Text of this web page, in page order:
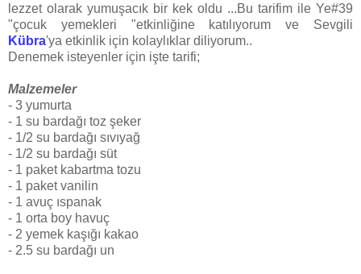
lezzet olarak yumuşacık bir kek oldu ...Bu tarifim ile Ye#39
"çocuk yemekleri "etkinliğine katılıyorum ve Sevgili
Kübra'ya etkinlik için kolaylıklar diliyorum..
Denemek isteyenler için işte tarifi;
Malzemeler
- 3 yumurta
- 1 su bardağı toz şeker
- 1/2 su bardağı sıvıyağ
- 1/2 su bardağı süt
- 1 paket kabartma tozu
- 1 paket vanilin
- 1 avuç ıspanak
- 1 orta boy havuç
- 2 yemek kaşığı kakao
- 2.5 su bardağı un